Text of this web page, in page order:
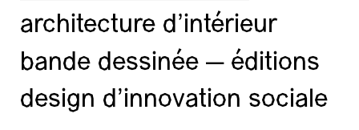
architecture d’intérieur
bande dessinée — éditions
design d'innovation sociale